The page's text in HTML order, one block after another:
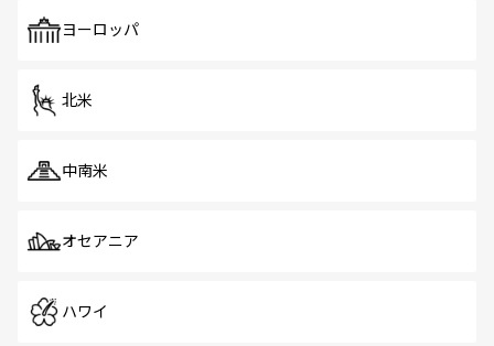
で、ホーカーズは地元の風情を楽しめる外せないスポット
ヨーロッパ
北米
中南米
オセアニア
ハワイ